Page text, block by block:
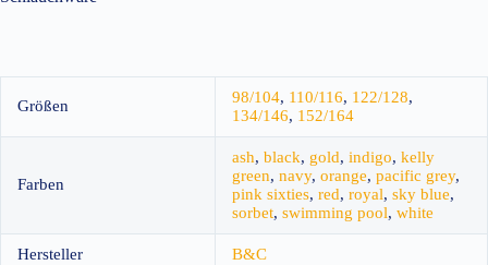
Größen 98/104, 110/116, 122/128,
134/146, 152/164
Farben
ash, black, gold, indigo, kelly
green, navy, orange, pacific grey,
pink sixties, red, royal, sky blue,
sorbet, swimming pool, white
Hersteller B&C